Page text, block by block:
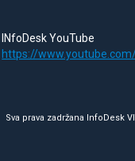
INfoDesk YouTube
https://
Sva prava zadržana InfoDesk